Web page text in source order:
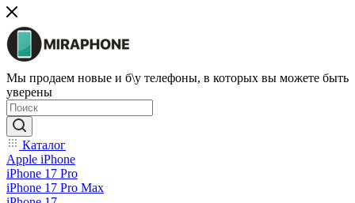
Мы продаем новые и б\у телефоны, в которых вы можете быть
уверены
Каталог
Apple iPhone
iPhone 17 Pro
iPhone 17 Pro Max